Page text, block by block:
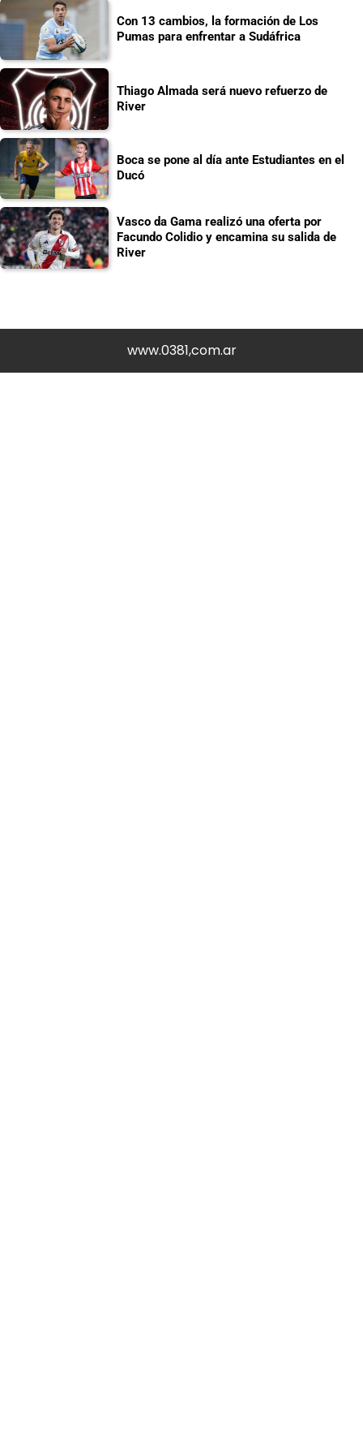
Con 13 cambios, la formación de Los
Pumas para enfrentar a Sudáfrica
Thiago Almada será nuevo refuerzo de
River
Boca se pone al día ante Estudiantes en el
Ducó
Vasco da Gama realizó una oferta por
Facundo Colidio y encamina su salida de
River
www.0381,com.ar